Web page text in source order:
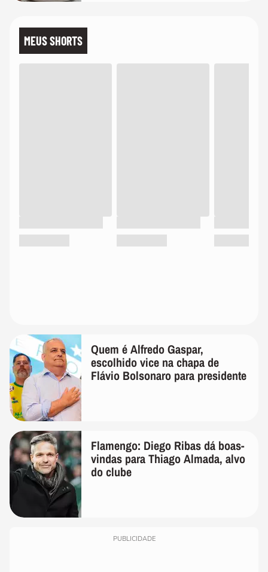
MEUS SHORTS
Quem é Alfredo Gaspar,
escolhido vice na chapa de
Flávio Bolsonaro para presidente
Flamengo: Diego Ribas dá boas-
vindas para Thiago Almada, alvo
do clube
PUBLICIDADE